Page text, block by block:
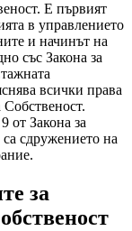
Е първият
в управлението
и начинът на
със Закона за
всички права
от Закона за
сдружението на
за